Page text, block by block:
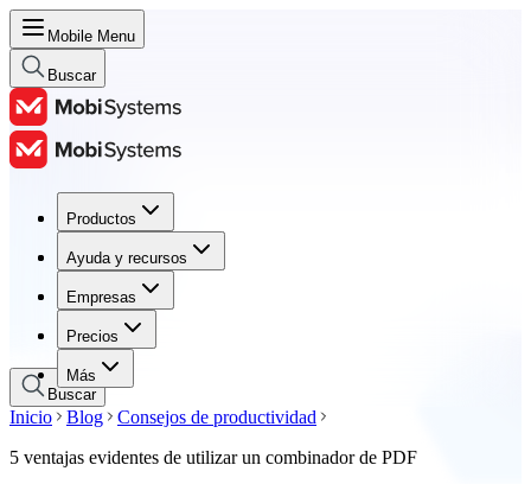
Mobile Menu
Buscar
Productos
Ayuda y recursos
Empresas
Precios
Más
Productos
Ayuda y recursos
Empresas
Precios
Buscar
Inicio Blog
Consejos de productividad
5 ventajas evidentes de utilizar un combinador de PDF